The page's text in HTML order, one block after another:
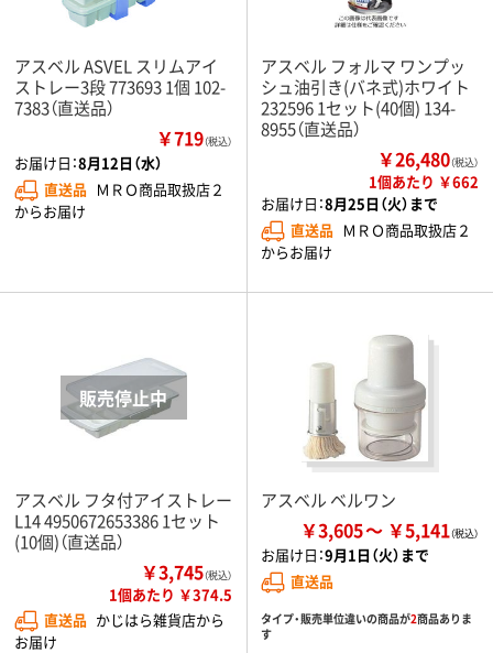
アスベル ASVEL スリムアイ
ストレー3段 773693 1個 102-
7383（直送品）
￥719（税込）
お届け日：8月12日（水）
直送品 ＭＲＯ商品取扱店２
からお届け
アスベル フォルマ ワンプッ
シュ油引き(バネ式)ホワイト
232596 1セット(40個) 134-
8955（直送品）
￥26,480（税込）
1個あたり ￥662
お届け日：8月25日（火）まで
直送品 ＭＲＯ商品取扱店２
からお届け
アスベル フタ付アイストレー
L14 4950672653386 1セット
(10個)（直送品）
￥3,745（税込）
1個あたり ￥374.5
直送品 かじはら雑貨店から
お届け
アスベル ベルワン
￥3,605 ￥5,141
お届け日：9月1日（火）まで
直送品
タイプ・販売単位違いの商品が2商品ありま
す